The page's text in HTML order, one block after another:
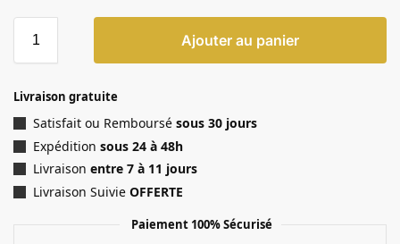
Ajouter au panier
Livraison gratuite
Satisfait ou Remboursé sous 30 jours
Expédition sous 24 à 48h
Livraison entre 7 à 11 jours
Livraison Suivie OFFERTE
Paiement 100% Sécurisé